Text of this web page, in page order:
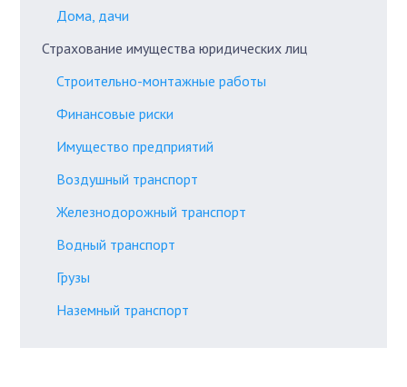
Дома, дачи
Страхование имущества юридических лиц
Строительно-монтажные работы
Финансовые риски
Имущество предприятий
Воздушный транспорт
Железнодорожный транспорт
Водный транспорт
Грузы
Наземный транспорт